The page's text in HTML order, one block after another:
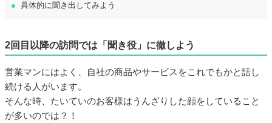
● 具体的に聞き出してみよう
2回目以降の訪問では「聞き役」に徹しよう
営業マンにはよく、自社の商品やサービスをこれでもかと話し
続ける人がいます。
そんな時、たいていのお客様はうんざりした顔をしていること
が多いのでは？！